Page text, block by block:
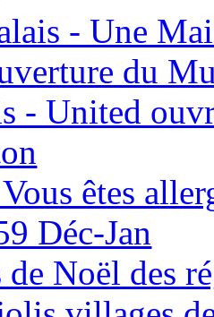
- Une
du
- United
êtes
Déc-Jan
Noël des